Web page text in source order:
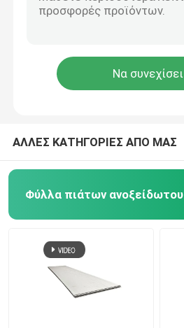
Σπείρα ανοξείδωτου
Φύλλο πιάτων αργιλίου
Φραγμοί ανοξείδωτου
στερεός φραγμός αργιλίου
ΑΛΛΕΣ ΚΑΤΗΓΟΡΙΕΣ ΑΠΟ ΜΑΣ
Φύλλα πιάτων ανοξείδωτου